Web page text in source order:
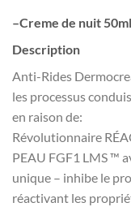
–Creme de nuit 50ml
Description
Anti-Rides
les processus
en raison de:
Révolutionnaire
PEAU FGF1 LMS ™
unique – inhibe le
réactivant les